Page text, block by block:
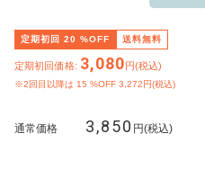
定期初回 20 %OFF 送料無料
定期初回価格: 3,080円(税込)
※2回目以降は 15 %OFF 3,272円(税込)
通常価格 3,850 円(税込)